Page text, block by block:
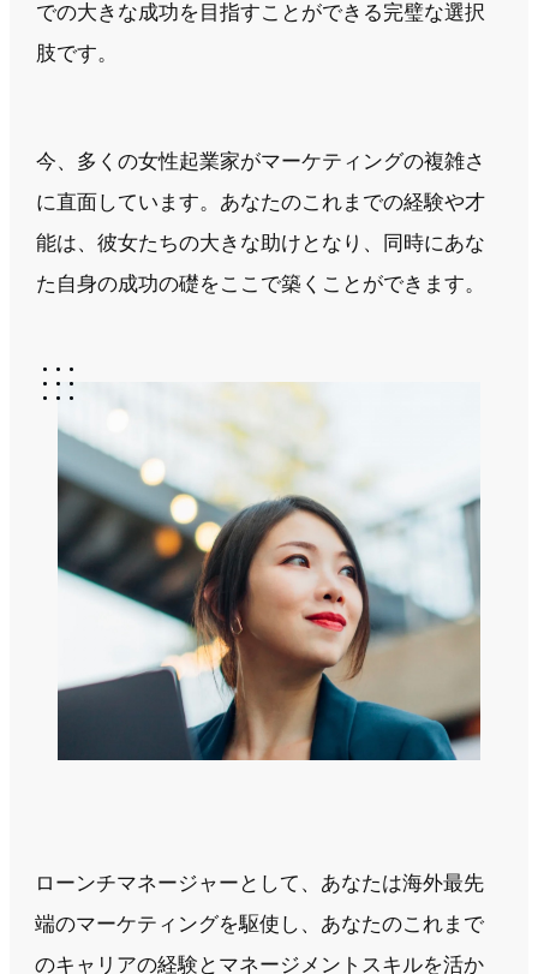
での大きな成功を目指すことができる完璧な選択
肢です。
今、多くの女性起業家がマーケティングの複雑さ
に直面しています。あなたのこれまでの経験や才
能は、彼女たちの大きな助けとなり、同時にあな
た自身の成功の礎をここで築くことができます。
ローンチマネージャーとして、あなたは海外最先
端のマーケティングを駆使し、あなたのこれまで
のキャリアの経験とマネージメントスキルを活か